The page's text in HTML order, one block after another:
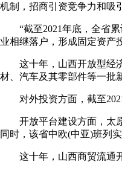
机制，招商引资竞争力和吸
“截至2021年底，全省累
业相继落户，形成固定资产
这十年，山西开放型经济
材、汽车及其零部件等一批
对外投资方面，截至2021
开放平台建设方面，太原
同时，该省中欧(中亚)班列
这十年，山西商贸流通开